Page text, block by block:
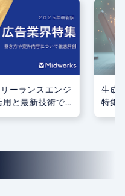
ーランスエンジ
用と最新技術で
生成
特集